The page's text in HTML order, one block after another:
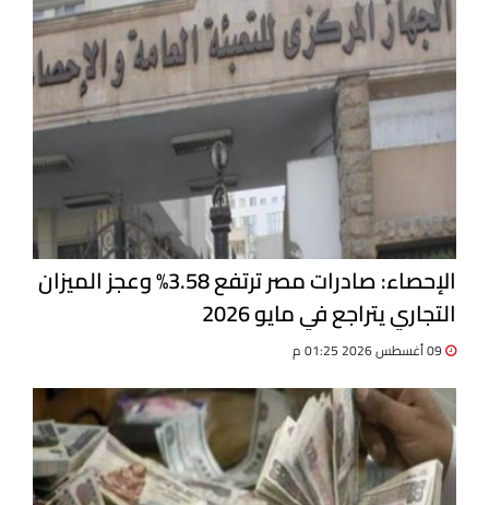
الإحصاء: صادرات مصر ترتفع 3.58% وعجز الميزان
التجاري يتراجع في مايو 2026